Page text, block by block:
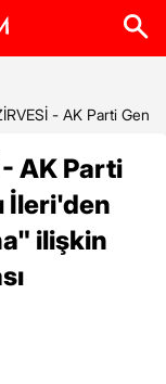
- AK Parti Genel
- AK Parti
İleri'den
ilişkin